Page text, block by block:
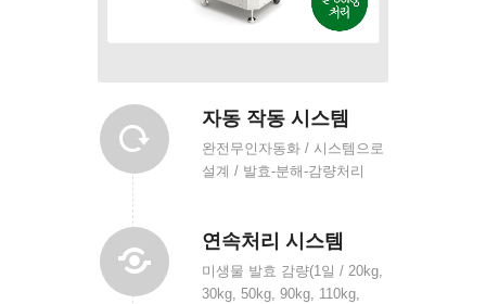
자동 작동 시스템
완전무인자동화 / 시스템으로
설계 / 발효-분해-감량처리
연속처리 시스템
미생물 발효 감량(1일 / 20kg,
30kg, 50kg, 90kg, 110kg,